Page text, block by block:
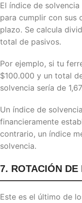
El índice de
para cumplir con sus
plazo. Se calcula
total de pasivos.
Por ejemplo, si tu
$100.000 y un total
solvencia sería de
Un índice de
financieramente
contrario, un índice
solvencia.
7. ROTACIÓN DE
Este es el último de